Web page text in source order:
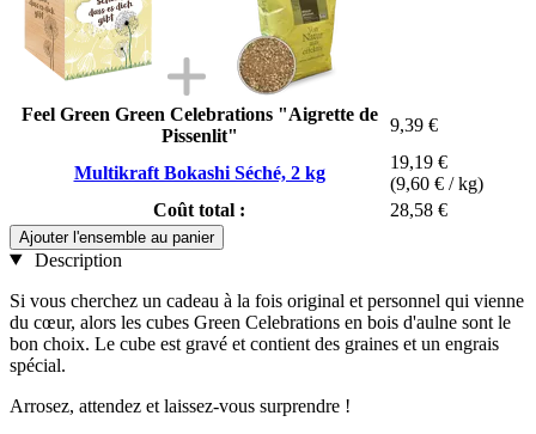
Feel Green Green Celebrations "Aigrette de
Pissenlit"
9,39 €
Multikraft Bokashi Séché, 2 kg
19,19 €
(9,60 € / kg)
Coût total :
28,58 €
Ajouter l'ensemble au panier
Description
Si vous cherchez un cadeau à la fois original et personnel qui vienne
du cœur, alors les cubes Green Celebrations en bois d'aulne sont le
bon choix. Le cube est gravé et contient des graines et un engrais
spécial.
Arrosez, attendez et laissez-vous surprendre !